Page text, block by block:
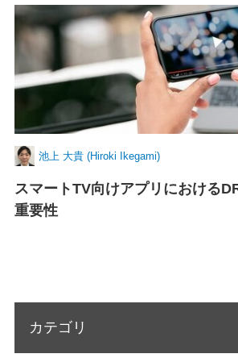
池上 大貴 (Hiroki Ikegami)
スマートTV向けアプリにおける
重要性
カテゴリ